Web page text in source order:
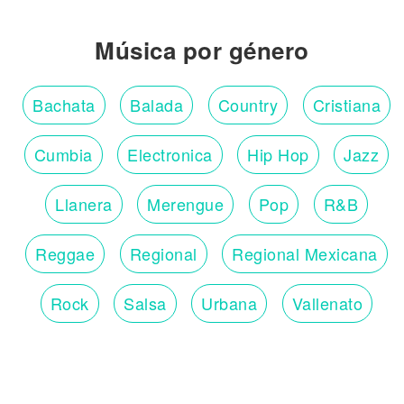
Pásame, pásame.
(Pásame la botella)
Música por género
Bachata Balada Country Cristiana
Cumbia Electronica Hip Hop Jazz
Llanera Merengue Pop R&B
Reggae Regional Regional Mexicana
Rock Salsa Urbana Vallenato